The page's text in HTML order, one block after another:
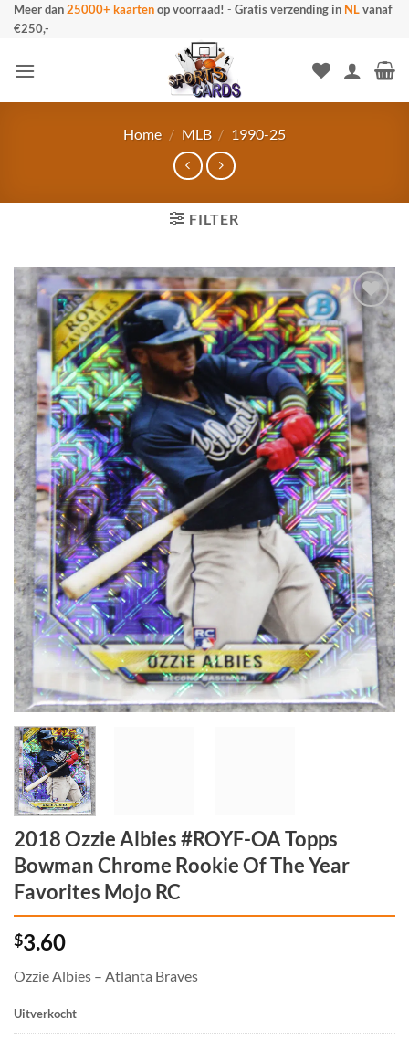
Ga
naar
Meer dan25000+ kaartenop voorraad! - Gratis verzending in NLvanaf
€250,-
Home / MLB / 1990-25
FILTER
2018 Ozzie Albies #ROYF-OA Topps
Bowman Chrome Rookie Of The Year
Favorites Mojo RC
$3.60
Ozzie Albies – Atlanta Braves
Uitverkocht